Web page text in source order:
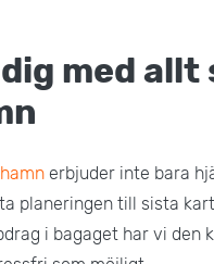
med
erbjuder inte bara
planeringen till sista
i bagaget har vi